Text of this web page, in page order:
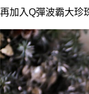
再加入Q彈波霸大珍